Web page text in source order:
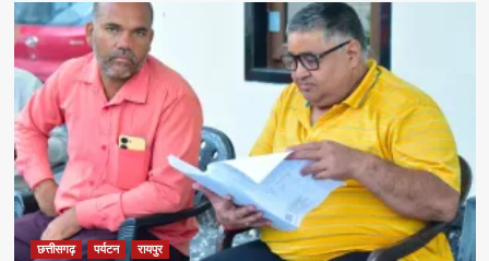
के
दर्शन
के
लिए
रवाना
रजत
पदक
विजेता
ज्ञानेश्वरी
यादव
शिक्षा
मंत्री
गजेंद्र
यादव
ने
की
छत्तीसगढ़ पर्यटन रायपुर